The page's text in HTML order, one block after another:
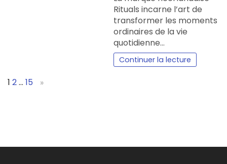
Rituals incarne l’art de
transformer les moments
ordinaires de la vie
quotidienne…
Continuer la lecture
Page:
1 2… 15 Next
»